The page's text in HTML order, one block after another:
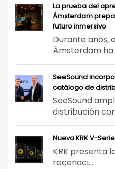
La prueba del
Ámsterdam
futuro inmersivo
Durante años,
Ámsterdam ha
SeeSound
catálogo de
SeeSound
distribución
Nueva KRK V-
KRK presenta
reconoci...